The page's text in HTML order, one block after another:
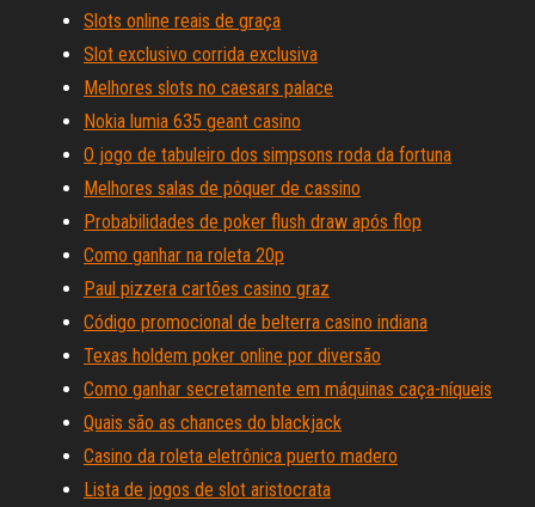
Slots online reais de graça
Slot exclusivo corrida exclusiva
Melhores slots no caesars palace
Nokia lumia 635 geant casino
O jogo de tabuleiro dos simpsons roda da fortuna
Melhores salas de pôquer de cassino
Probabilidades de poker flush draw após flop
Como ganhar na roleta 20p
Paul pizzera cartões casino graz
Código promocional de belterra casino indiana
Texas holdem poker online por diversão
Como ganhar secretamente em máquinas caça-níqueis
Quais são as chances do blackjack
Casino da roleta eletrônica puerto madero
Lista de jogos de slot aristocrata